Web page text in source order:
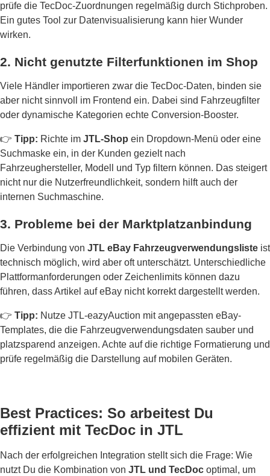
prüfe die TecDoc-Zuordnungen regelmäßig durch Stichproben.
Ein gutes Tool zur Datenvisualisierung kann hier Wunder
wirken.
2. Nicht genutzte Filterfunktionen im Shop
Viele Händler importieren zwar die TecDoc-Daten, binden sie
aber nicht sinnvoll im Frontend ein. Dabei sind Fahrzeugfilter
oder dynamische Kategorien echte Conversion-Booster.
👉 Tipp: Richte im JTL-Shop ein Dropdown-Menü oder eine
Suchmaske ein, in der Kunden gezielt nach
Fahrzeughersteller, Modell und Typ filtern können. Das steigert
nicht nur die Nutzerfreundlichkeit, sondern hilft auch der
internen Suchmaschine.
3. Probleme bei der Marktplatzanbindung
Die Verbindung von JTL eBay Fahrzeugverwendungsliste ist
technisch möglich, wird aber oft unterschätzt. Unterschiedliche
Plattformanforderungen oder Zeichenlimits können dazu
führen, dass Artikel auf eBay nicht korrekt dargestellt werden.
👉 Tipp: Nutze JTL-eazyAuction mit angepassten eBay-
Templates, die die Fahrzeugverwendungsdaten sauber und
platzsparend anzeigen. Achte auf die richtige Formatierung und
prüfe regelmäßig die Darstellung auf mobilen Geräten.
Best Practices: So arbeitest Du
effizient mit TecDoc in JTL
Nach der erfolgreichen Integration stellt sich die Frage: Wie
nutzt Du die Kombination von JTL und TecDoc optimal, um